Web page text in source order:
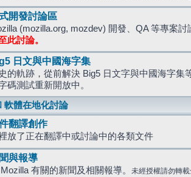
開發討論區
(mozilla.org, mozdev) 開發、QA 等專案討
此討論。
日文與中國海字集
的軌跡，從前解決 Big5 日文字與中國海字集
碼測試重新開放中。
軟體在地化討論
翻譯創作
放了正在翻譯中或討論中的各類文件
與報導
有關的新聞及相關報導。 未經授權請勿轉